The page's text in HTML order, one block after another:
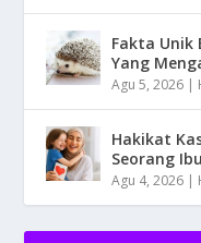
Fakta Unik
Yang
Agu 5, 2026 |
Hakikat
Seorang Ibu
Agu 4, 2026 |